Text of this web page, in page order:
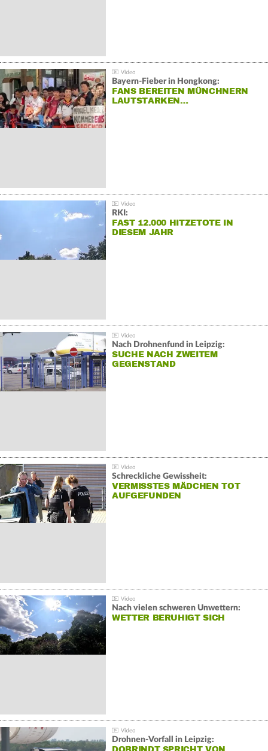
Bayern-Fieber in Hongkong:
FANS BEREITEN MÜNCHNERN
LAUTSTARKEN…
RKI:
FAST 12.000 HITZETOTE IN
DIESEM JAHR
Nach Drohnenfund in Leipzig:
SUCHE NACH ZWEITEM
GEGENSTAND
Schreckliche Gewissheit:
VERMISSTES MÄDCHEN TOT
AUFGEFUNDEN
Nach vielen schweren Unwettern:
WETTER BERUHIGT SICH
Drohnen-Vorfall in Leipzig: